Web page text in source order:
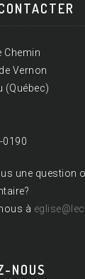
Chemin
Vernon
(Québec)
0190
une question
à
NOUS